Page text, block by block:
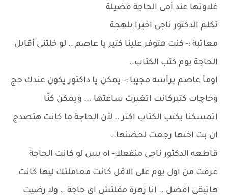
غلاوتها عند أمى الحاجة فضيلة
تكلم الدكتور ناجى اخيرا بلهجة
معاتبة :- كنت هتوفر علينا كتير يا عاصم .. لو خلتنى أقابل
الحاجة يوم كتب الكتاب..
اومأ عاصم برأسه مجيبا :- يمكن يا داكتور يكون عندك حج
وحاچات كتيركانت اتغيرت ساعتها ... ويمكن كنّا
اتمسكنا بكتب الكتاب اكتر .. لأن الحاچة ما كانت هتصدج
ان بت اختها رجعت لحضنها..
قاطعه الدكتور ناجى منفعلا:- اه بس لو كانت الحاجة
عرفت من اول يوم على الاقل كانت معاملتك ليها كانت
هاتبقى افضل .. انا زهرة مقلتش اى حاجة .. ولا رضيت